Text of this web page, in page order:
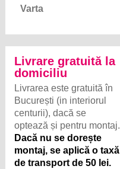
Varta
Livrare gratuită la
domiciliu
Livrarea este gratuită în
București (in interiorul
centurii), dacă se
optează și pentru montaj.
Dacă nu se dorește
montaj, se aplică o taxă
de transport de 50 lei.